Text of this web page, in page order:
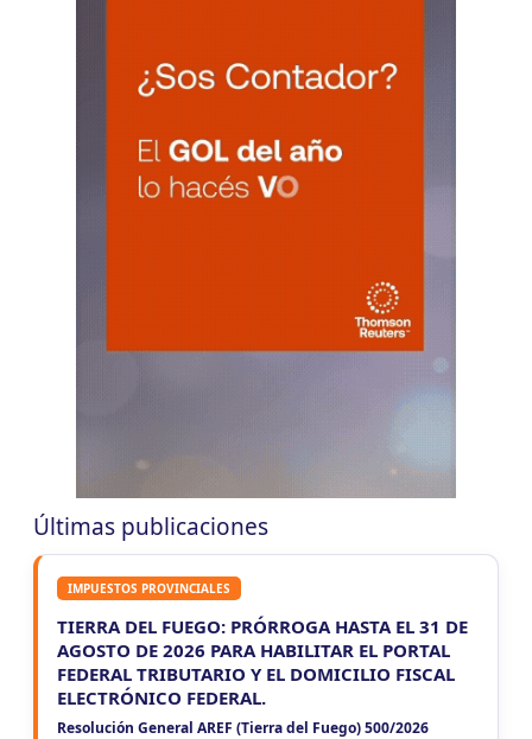
7
CUIT 0-1-2-3-4-…
Autonomos
CUIT 7-8-9-…
ENTRE RIOS
CUIT 5-6-7-8-9-…
VIE
7 Agentes Ret. y Perc. E. Rios
CUIT 5-6-7-8-9-…
VIE
7 JUJUY
Agentes Ret. Perc. Jujuy
CUIT 0-1-2-3-4-…
Últimas publicaciones
IMPUESTOS PROVINCIALES
TIERRA DEL FUEGO: PRÓRROGA HASTA EL 31 DE
AGOSTO DE 2026 PARA HABILITAR EL PORTAL
FEDERAL TRIBUTARIO Y EL DOMICILIO FISCAL
ELECTRÓNICO FEDERAL.
Resolución General AREF (Tierra del Fuego) 500/2026